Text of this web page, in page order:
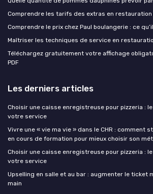
Comprendre les tarifs des extras en restauration
Comprendre le prix chez Paul boulangerie : ce
Maîtriser les techniques de service en
Téléchargez gratuitement votre affichage
PDF
Les derniers articles
Choisir une caisse enregistreuse pour pizzeria :
votre service
Vivre une « vie ma vie » dans le CHR : comment
en cours de formation pour mieux choisir son
Choisir une caisse enregistreuse pour pizzeria :
votre service
Upselling en salle et au bar : augmenter le ticket
main